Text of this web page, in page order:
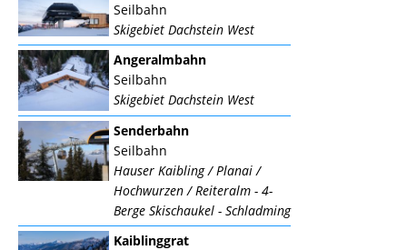
Seilbahn
Skigebiet Dachstein West
Angeralmbahn
Seilbahn
Skigebiet Dachstein West
Senderbahn
Seilbahn
Hauser Kaibling / Planai /
Hochwurzen / Reiteralm - 4-
Berge Skischaukel - Schladming
Kaiblinggrat